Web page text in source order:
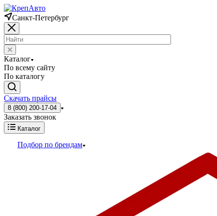
Санкт-Петербург
Каталог
По всему сайту
По каталогу
Скачать прайсы
8 (800) 200-17-04
Заказать звонок
Каталог
Подбор по брендам